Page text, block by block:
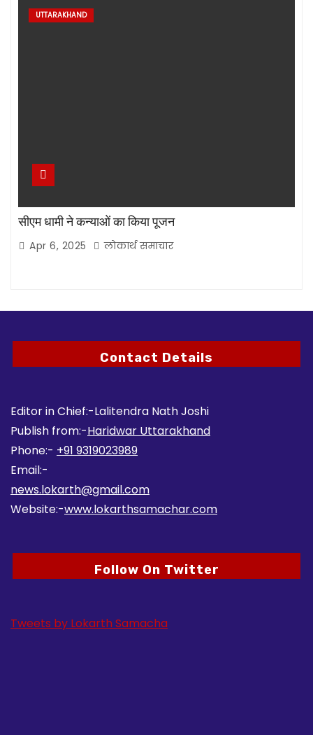
UTTARAKHAND
सीएम धामी ने कन्याओं का किया पूजन
Apr 6, 2025 लोकार्थ समाचार
Contact Details
Editor in Chief:-Lalitendra Nath Joshi
Publish from:-Haridwar Uttarakhand
Phone:- +91 9319023989
Email:-
news.lokarth@gmail.com
Website:-www.lokarthsamachar.com
Follow On Twitter
Tweets by Lokarth Samacha